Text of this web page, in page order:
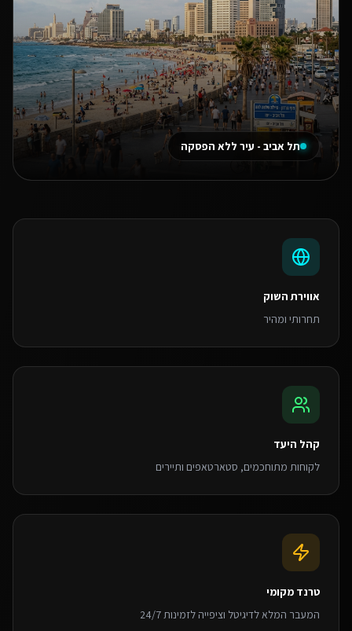
תל אביב - עיר ללא הפסקה
אווירת השוק
תחרותי ומהיר
קהל היעד
לקוחות מתוחכמים, סטארטאפים ותיירים
טרנד מקומי
המעבר המלא לדיגיטל וציפייה לזמינות 24/7